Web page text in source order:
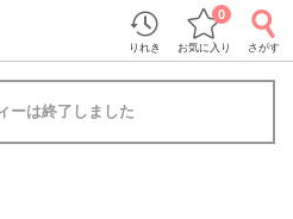
りれき お気に入り
0
さがす
ーは終了しました